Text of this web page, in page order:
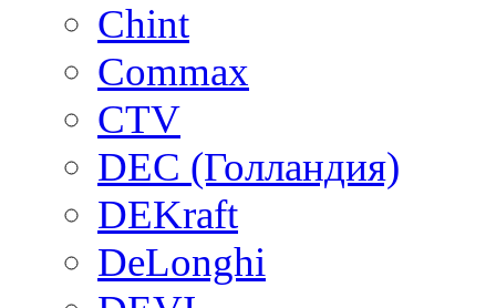
Chint
Commax
CTV
DEC (Голландия)
DEKraft
DeLonghi